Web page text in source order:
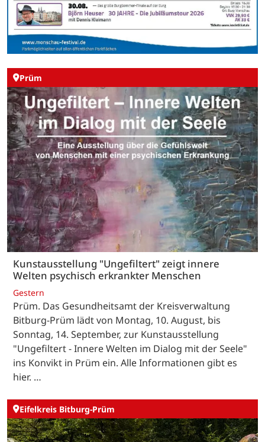
Prüm
Kunstausstellung "Ungefiltert" zeigt innere
Welten psychisch erkrankter Menschen
Gestern
Prüm. Das Gesundheitsamt der Kreisverwaltung
Bitburg-Prüm lädt von Montag, 10. August, bis
Sonntag, 14. September, zur Kunstausstellung
"Ungefiltert - Innere Welten im Dialog mit der Seele"
ins Konvikt in Prüm ein. Alle Informationen gibt es
hier. …
Eifelkreis Bitburg-Prüm